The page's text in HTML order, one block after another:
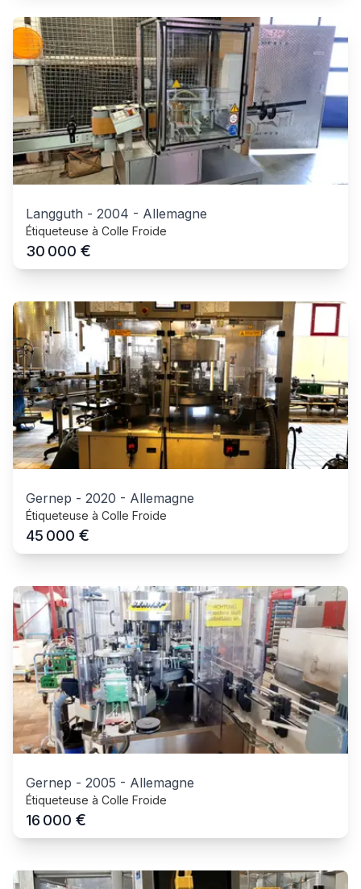
Langguth - 2004 - Allemagne
Étiqueteuse à Colle Froide
30 000 €
Gernep - 2020 - Allemagne
Étiqueteuse à Colle Froide
45 000 €
Gernep - 2005 - Allemagne
Étiqueteuse à Colle Froide
16 000 €